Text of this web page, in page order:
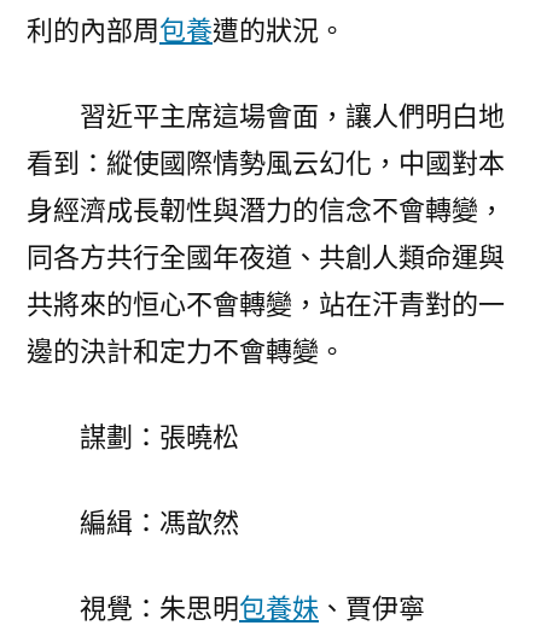
利的內部周包養遭的狀況。
習近平主席這場會面，讓人們明白地
看到：縱使國際情勢風云幻化，中國對本
身經濟成長韌性與潛力的信念不會轉變，
同各方共行全國年夜道、共創人類命運與
共將來的恒心不會轉變，站在汗青對的一
邊的決計和定力不會轉變。
謀劃：張曉松
編緝：馮歆然
視覺：朱思明包養妹 、賈伊寧